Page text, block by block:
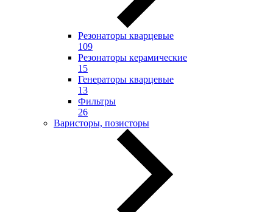
Резонаторы кварцевые
109
Резонаторы керамические
15
Генераторы кварцевые
13
Фильтры
26
Варисторы, позисторы